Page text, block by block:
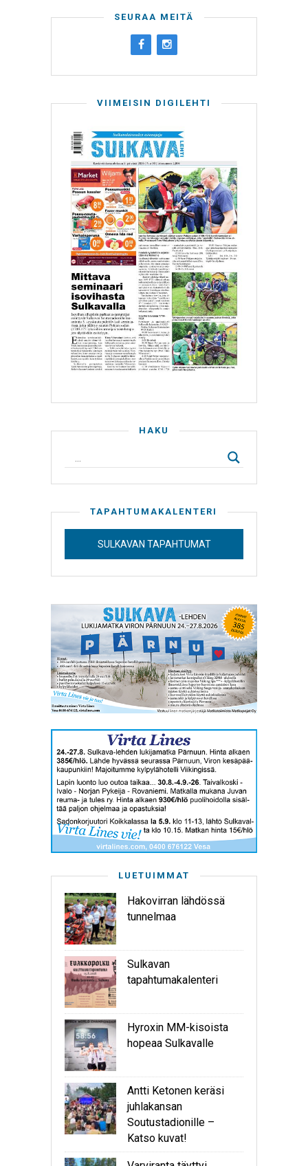
SEURAA MEITÄ
VIIMEISIN DIGILEHTI
HAKU
TAPAHTUMAKALENTERI
SULKAVAN TAPAHTUMAT
LUETUIMMAT
Hakovirran lähdössä
tunnelmaa
Sulkavan
tapahtumakalenteri
Hyroxin MM-kisoista
hopeaa Sulkavalle
Antti Ketonen keräsi
juhlakansan
Soutustadionille –
Katso kuvat!